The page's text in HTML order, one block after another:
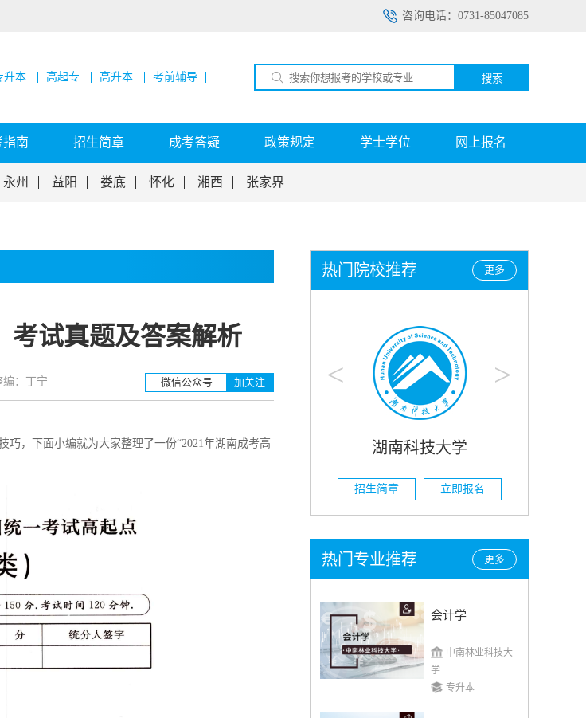
咨询电话：0731-85047085
升本 高起专 高升本 考前辅导 搜索
指南 招生简章 成考答疑 政策规定 学士学位 网上报名
永州 益阳 娄底 怀化 湘西 张家界
考试真题及答案解析
编：丁宁 微信公众号 加关注
，下面小编就为大家整理了一份“2021年湖南成考高
更多
热门院校推荐
< >
业大学 湖南科技大学 湖南农业大学
招生简章 立即报名
更多
热门专业推荐
会计学
中南林业科技大
学
专升本